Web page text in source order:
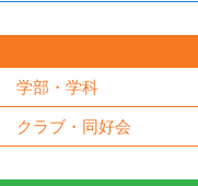
学部・学科
クラブ・同好会